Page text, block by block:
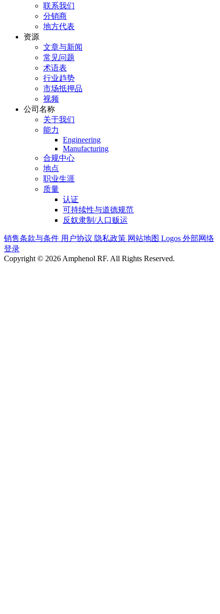
联系我们
分销商
地方代表
资源
文章与新闻
常见问题
术语表
行业趋势
市场抵押品
视频
公司名称
关于我们
能力
Engineering
Manufacturing
合规中心
地点
职业生涯
质量
认证
可持续性与道德规范
反奴隶制/人口贩运
销售条款与条件 用户协议 隐私政策 网站地图 Logos 外部网络
登录
Copyright © 2026 Amphenol RF. All Rights Reserved.